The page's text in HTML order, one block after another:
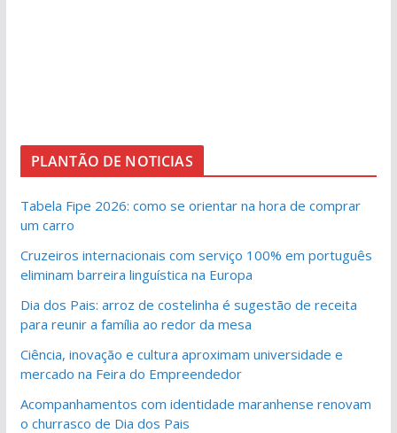
PLANTÃO DE NOTICIAS
Tabela Fipe 2026: como se orientar na hora de comprar
um carro
Cruzeiros internacionais com serviço 100% em português
eliminam barreira linguística na Europa
Dia dos Pais: arroz de costelinha é sugestão de receita
para reunir a família ao redor da mesa
Ciência, inovação e cultura aproximam universidade e
mercado na Feira do Empreendedor
Acompanhamentos com identidade maranhense renovam
o churrasco de Dia dos Pais